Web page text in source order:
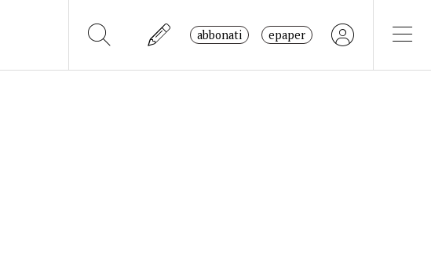
abbonati epaper